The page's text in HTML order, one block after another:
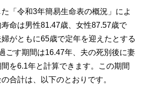
「令和3年簡易生命表の概況」によ
命は男性81.47歳、女性87.57歳で
がともに65歳で定年を迎えたとする
ごす期間は16.47年、夫の死別後に妻
を6.1年と計算できます。この期間
合計は、以下のとおりです。